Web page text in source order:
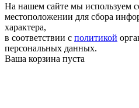
На нашем сайте мы используем
местоположении для сбора
характера,
в соответствии с политикой
персональных данных.
Ваша корзина пуста